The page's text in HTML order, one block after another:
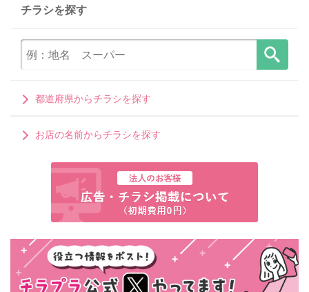
チラシを探す
都道府県からチラシを探す
お店の名前からチラシを探す